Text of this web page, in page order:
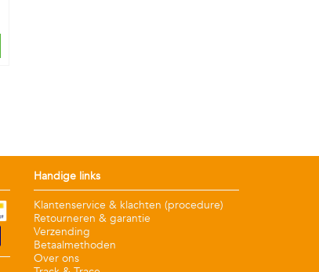
Handige links
Klantenservice & klachten (procedure)
Retourneren & garantie
Verzending
Betaalmethoden
Over ons